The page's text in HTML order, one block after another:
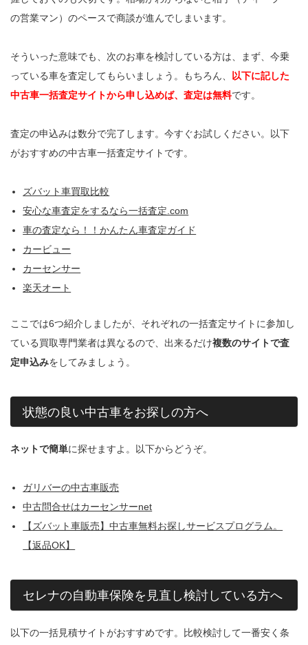
の営業マン）のペースで商談が進んでしまいます。
そういった意味でも、次のお車を検討している方は、まず、今乗
っている車を査定してもらいましょう。もちろん、
以下に記した
中古車一括査定サイトから申し込めば、査定は無料です。
査定の申込みは数分で完了します。今すぐお試しください。以下
がおすすめの中古車一括査定サイトです。
ズバット車買取比較
安心な車査定をするなら一括査定.com
車の査定なら！！かんたん車査定ガイド
カービュー
カーセンサー
楽天オート
ここでは6つ紹介しましたが、それぞれの一括査定サイトに参加し
ている買取専門業者は異なるので、出来るだけ複数のサイトで査
定申込みをしてみましょう。
状態の良い中古車をお探しの方へ
ネットで簡単に探せますよ。以下からどうぞ。
ガリバーの中古車販売
中古問合せはカーセンサーnet
【ズバット車販売】中古車無料お探しサービスプログラム。
【返品OK】
セレナの自動車保険を見直し検討している方へ
以下の一括見積サイトがおすすめです。比較検討して一番安く条